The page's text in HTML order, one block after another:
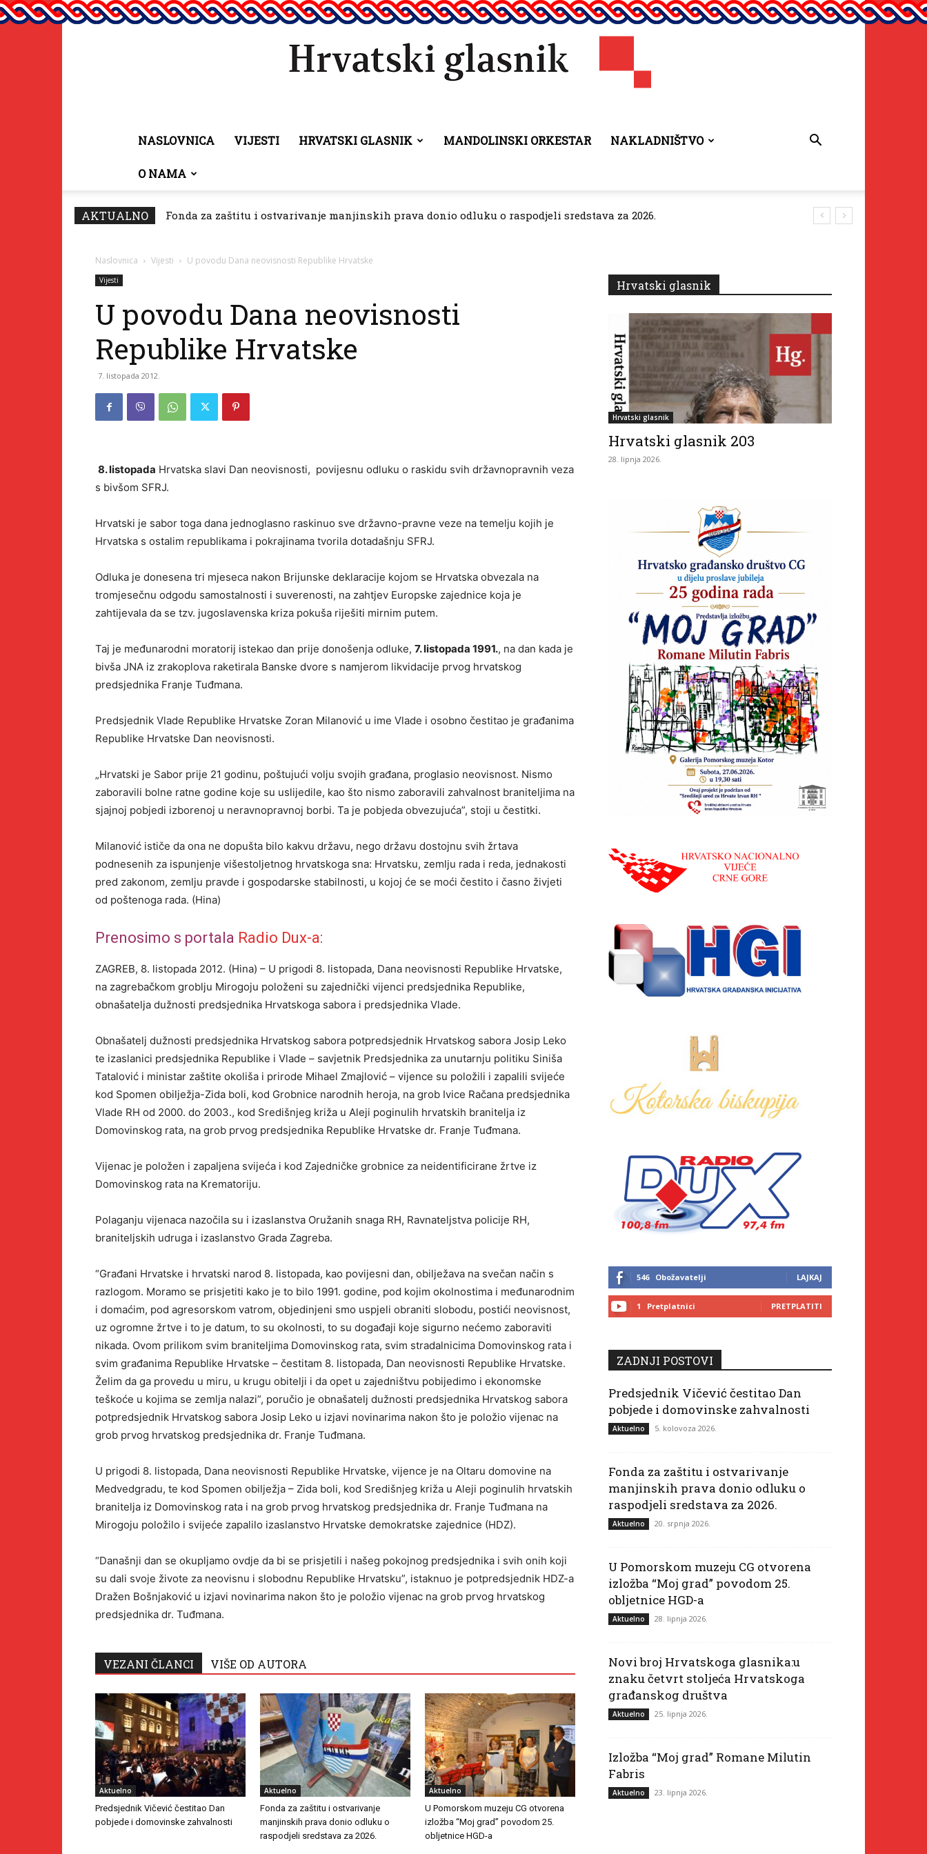
NASLOVNICA VIJESTI HRVATSKI GLASNIK MANDOLINSKI ORKESTAR NAKLADNIŠTVO
O NAMA
AKTUALNO Fonda za zaštitu i ostvarivanje manjinskih prava donio odluku o raspodjeli sredstava za 2026.
Naslovnica Vijesti U povodu Dana neovisnosti Republike Hrvatske
Vijesti
U povodu Dana neovisnosti
Republike Hrvatske
7. listopada 2012.
8. listopada Hrvatska slavi Dan neovisnosti, povijesnu odluku o raskidu svih državnopravnih veza
s bivšom SFRJ.
Hrvatski je sabor toga dana jednoglasno raskinuo sve državno-pravne veze na temelju kojih je
Hrvatska s ostalim republikama i pokrajinama tvorila dotadašnju SFRJ.
Odluka je donesena tri mjeseca nakon Brijunske deklaracije kojom se Hrvatska obvezala na
tromjesečnu odgodu samostalnosti i suverenosti, na zahtjev Europske zajednice koja je
zahtijevala da se tzv. jugoslavenska kriza pokuša riješiti mirnim putem.
Taj je međunarodni moratorij istekao dan prije donošenja odluke, 7. listopada 1991., na dan kada je
bivša JNA iz zrakoplova raketirala Banske dvore s namjerom likvidacije prvog hrvatskog
predsjednika Franje Tuđmana.
Predsjednik Vlade Republike Hrvatske Zoran Milanović u ime Vlade i osobno čestitao je građanima
Republike Hrvatske Dan neovisnosti.
„Hrvatski je Sabor prije 21 godinu, poštujući volju svojih građana, proglasio neovisnost. Nismo
zaboravili bolne ratne godine koje su uslijedile, kao što nismo zaboravili zahvalnost braniteljima na
sjajnoj pobjedi izborenoj u neravnopravnoj borbi. Ta je pobjeda obvezujuća”, stoji u čestitki.
Milanović ističe da ona ne dopušta bilo kakvu državu, nego državu dostojnu svih žrtava
podnesenih za ispunjenje višestoljetnog hrvatskoga sna: Hrvatsku, zemlju rada i reda, jednakosti
pred zakonom, zemlju pravde i gospodarske stabilnosti, u kojoj će se moći čestito i časno živjeti
od poštenoga rada. (Hina)
Prenosimo s portala Radio Dux-a:
ZAGREB, 8. listopada 2012. (Hina) – U prigodi 8. listopada, Dana neovisnosti Republike Hrvatske,
na zagrebačkom groblju Mirogoju položeni su zajednički vijenci predsjednika Republike,
obnašatelja dužnosti predsjednika Hrvatskoga sabora i predsjednika Vlade.
Obnašatelj dužnosti predsjednika Hrvatskog sabora potpredsjednik Hrvatskog sabora Josip Leko
te izaslanici predsjednika Republike i Vlade – savjetnik Predsjednika za unutarnju politiku Siniša
Tatalović i ministar zaštite okoliša i prirode Mihael Zmajlović – vijence su položili i zapalili svijeće
kod Spomen obilježja-Zida boli, kod Grobnice narodnih heroja, na grob Ivice Račana predsjednika
Vlade RH od 2000. do 2003., kod Središnjeg križa u Aleji poginulih hrvatskih branitelja iz
Domovinskog rata, na grob prvog predsjednika Republike Hrvatske dr. Franje Tuđmana.
Vijenac je položen i zapaljena svijeća i kod Zajedničke grobnice za neidentificirane žrtve iz
Domovinskog rata na Krematoriju.
Polaganju vijenaca nazočila su i izaslanstva Oružanih snaga RH, Ravnateljstva policije RH,
braniteljskih udruga i izaslanstvo Grada Zagreba.
“Građani Hrvatske i hrvatski narod 8. listopada, kao povijesni dan, obilježava na svečan način s
razlogom. Moramo se prisjetiti kako je to bilo 1991. godine, pod kojim okolnostima i međunarodnim
i domaćim, pod agresorskom vatrom, objedinjeni smo uspjeli obraniti slobodu, postići neovisnost,
uz ogromne žrtve i to je datum, to su okolnosti, to su događaji koje sigurno nećemo zaboraviti
nikada. Ovom prilikom svim braniteljima Domovinskog rata, svim stradalnicima Domovinskog rata i
svim građanima Republike Hrvatske – čestitam 8. listopada, Dan neovisnosti Republike Hrvatske.
Želim da ga provedu u miru, u krugu obitelji i da opet u zajedništvu pobijedimo i ekonomske
teškoće u kojima se zemlja nalazi”, poručio je obnašatelj dužnosti predsjednika Hrvatskog sabora
potpredsjednik Hrvatskog sabora Josip Leko u izjavi novinarima nakon što je položio vijenac na
grob prvog hrvatskog predsjednika dr. Franje Tuđmana.
U prigodi 8. listopada, Dana neovisnosti Republike Hrvatske, vijence je na Oltaru domovine na
Medvedgradu, te kod Spomen obilježja – Zida boli, kod Središnjeg križa u Aleji poginulih hrvatskih
branitelja iz Domovinskog rata i na grob prvog hrvatskog predsjednika dr. Franje Tuđmana na
Mirogoju položilo i svijeće zapalilo izaslanstvo Hrvatske demokratske zajednice (HDZ).
“Današnji dan se okupljamo ovdje da bi se prisjetili i našeg pokojnog predsjednika i svih onih koji
su dali svoje živote za neovisnu i slobodnu Republike Hrvatsku”, istaknuo je potpredsjednik HDZ-a
Dražen Bošnjaković u izjavi novinarima nakon što je položio vijenac na grob prvog hrvatskog
predsjednika dr. Tuđmana.
VEZANI ČLANCI VIŠE OD AUTORA
Aktuelno
Predsjednik Vičević čestitao Dan
pobjede i domovinske zahvalnosti
Aktuelno
Fonda za zaštitu i ostvarivanje
manjinskih prava donio odluku o
raspodjeli sredstava za 2026.
Aktuelno
U Pomorskom muzeju CG otvorena
izložba “Moj grad” povodom 25.
obljetnice HGD-a
Hrvatski glasnik
Hrvatski glasnik
Hrvatski glasnik 203
28. lipnja 2026.
546 Obožavatelji LAJKAJ
1 Pretplatnici PRETPLATITI
ZADNJI POSTOVI
Predsjednik Vičević čestitao Dan
pobjede i domovinske zahvalnosti
Aktuelno 5. kolovoza 2026.
Fonda za zaštitu i ostvarivanje
manjinskih prava donio odluku o
raspodjeli sredstava za 2026.
Aktuelno 20. srpnja 2026.
U Pomorskom muzeju CG otvorena
izložba “Moj grad” povodom 25.
obljetnice HGD-a
Aktuelno 28. lipnja 2026.
Novi broj Hrvatskoga glasnika:u
znaku četvrt stoljeća Hrvatskoga
građanskog društva
Aktuelno 25. lipnja 2026.
Izložba “Moj grad” Romane Milutin
Fabris
Aktuelno 23. lipnja 2026.